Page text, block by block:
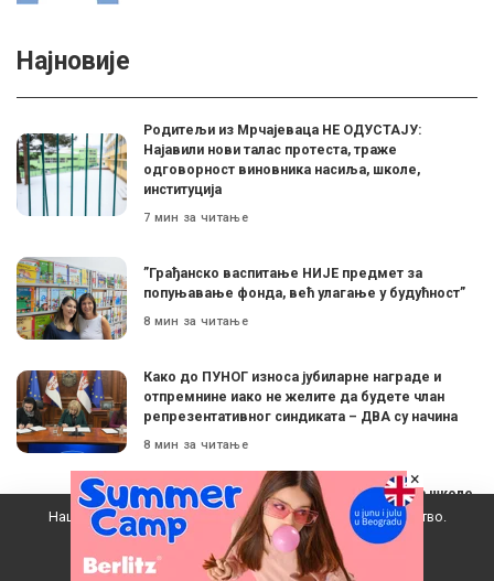
Најновије
Родитељи из Мрчајеваца НЕ ОДУСТАЈУ:
Најавили нови талас протеста, траже
одговорност виновника насиља, школе,
институција
7 мин за читање
”Грађанско васпитање НИЈЕ предмет за
попуњавање фонда, већ улагање у будућност”
8 мин за читање
Како до ПУНОГ износа јубиларне награде и
отпремнине иако не желите да будете члан
репрезентативног синдиката – ДВА су начина
8 мин за читање
Снежана Романдић: ”На улогу директора школе
данас пристају људи врло специфичног
карактера. Одувек их је постављала власт, али
никад није било овако”
Наш вебсајт користи колачиће да побољша ваше искуство.
Прихватам
×